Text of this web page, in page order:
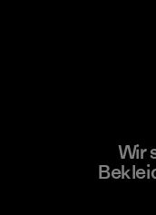
Wir